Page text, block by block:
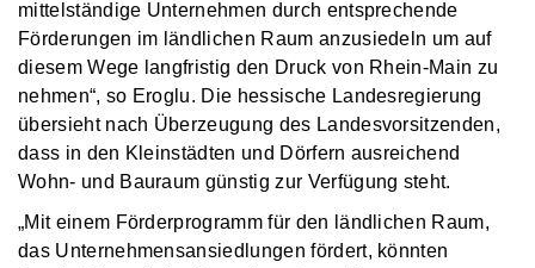
mittelständige Unternehmen durch entsprechende
Förderungen im ländlichen Raum anzusiedeln um auf
diesem Wege langfristig den Druck von Rhein-Main zu
nehmen“, so Eroglu. Die hessische Landesregierung
übersieht nach Überzeugung des Landesvorsitzenden,
dass in den Kleinstädten und Dörfern ausreichend
Wohn- und Bauraum günstig zur Verfügung steht.
„Mit einem Förderprogramm für den ländlichen Raum,
das Unternehmensansiedlungen fördert, könnten